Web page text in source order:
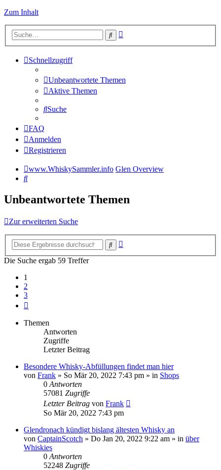
Zum Inhalt
Suche
Schnellzugriff
Unbeantwortete Themen
Aktive Themen
Suche
FAQ
Anmelden
Registrieren
www.WhiskySammler.info Glen Overview
Suche
Unbeantwortete Themen
Zur erweiterten Suche
Suche
Die Suche ergab 59 Treffer
1
2
3
Themen
Antworten
Zugriffe
Letzter Beitrag
Besondere Whisky-Abfüllungen findet man hier
von Frank » So Mär 20, 2022 7:43 pm » in Shops
0 Antworten
57081 Zugriffe
Letzter Beitrag von Frank
So Mär 20, 2022 7:43 pm
Glendronach kündigt bislang ältesten Whisky an
von CaptainScotch » Do Jan 20, 2022 9:22 am » in über
Whiskies
0 Antworten
52248 Zugriffe